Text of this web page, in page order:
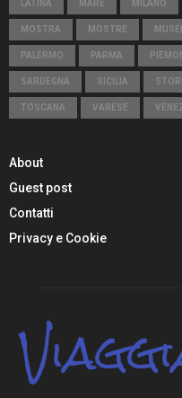
LATINA MARE MILANO
MOSTRA MOSTRE MUSEI
PALERMO PARMA
SARDEGNA SICILIA
TOSCANA VARESE
About
Guest post
Contatti
Privacy e Cookie